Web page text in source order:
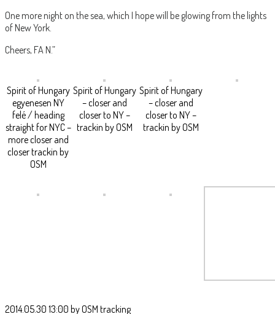
One more night on the sea, which I hope will be glowing from the lights
of New York.
Cheers, FA N.”
Spirit of Hungary
egyenesen NY
felé / heading
straight for NYC –
more closer and
closer trackin by
OSM
Spirit of Hungary
– closer and
closer to NY –
trackin by OSM
Spirit of Hungary
– closer and
closer to NY –
trackin by OSM